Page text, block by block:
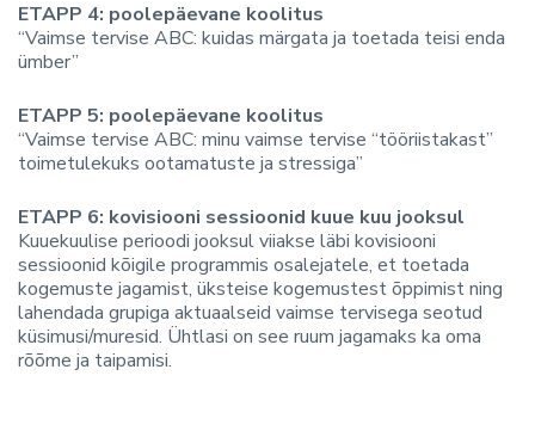
ETAPP 4: poolepäevane koolitus
“Vaimse tervise ABC: kuidas märgata ja toetada teisi enda
ümber”
ETAPP 5: poolepäevane koolitus
“Vaimse tervise ABC: minu vaimse tervise “tööriistakast”
toimetulekuks ootamatuste ja stressiga”
ETAPP 6: kovisiooni sessioonid kuue kuu jooksul
Kuuekuulise perioodi jooksul viiakse läbi kovisiooni
sessioonid kõigile programmis osalejatele, et toetada
kogemuste jagamist, üksteise kogemustest õppimist ning
lahendada grupiga aktuaalseid vaimse tervisega seotud
küsimusi/muresid. Ühtlasi on see ruum jagamaks ka oma
rõõme ja taipamisi.